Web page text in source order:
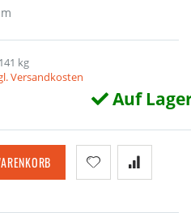
kg
Versandkosten
Auf